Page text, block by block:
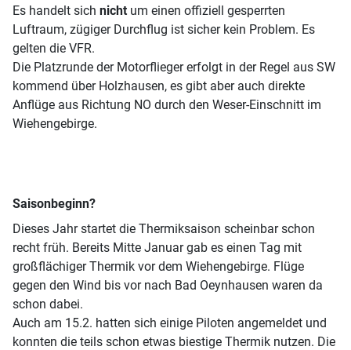
Es handelt sich nicht um einen offiziell gesperrten
Luftraum, zügiger Durchflug ist sicher kein Problem. Es
gelten die VFR.
Die Platzrunde der Motorflieger erfolgt in der Regel aus SW
kommend über Holzhausen, es gibt aber auch direkte
Anflüge aus Richtung NO durch den Weser-Einschnitt im
Wiehengebirge.
Saisonbeginn?
Dieses Jahr startet die Thermiksaison scheinbar schon
recht früh. Bereits Mitte Januar gab es einen Tag mit
großflächiger Thermik vor dem Wiehengebirge. Flüge
gegen den Wind bis vor nach Bad Oeynhausen waren da
schon dabei.
Auch am 15.2. hatten sich einige Piloten angemeldet und
konnten die teils schon etwas biestige Thermik nutzen. Die